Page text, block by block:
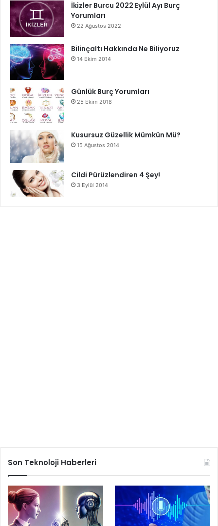
İkizler Burcu 2022 Eylül Ayı Burç
Yorumları
22 Ağustos 2022
Bilinçaltı Hakkında Ne Biliyoruz
14 Ekim 2014
Günlük Burç Yorumları
25 Ekim 2018
Kusursuz Güzellik Mümkün Mü?
15 Ağustos 2014
Cildi Pürüzlendiren 4 Şey!
3 Eylül 2014
Son Teknoloji Haberleri